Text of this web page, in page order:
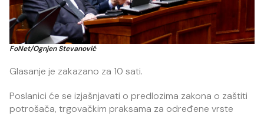
FoNet/Ognjen Stevanović
Glasanje je zakazano za 10 sati.
Poslanici će se izjašnjavati o predlozima zakona o zaštiti
potrošača, trgovačkim praksama za određene vrste